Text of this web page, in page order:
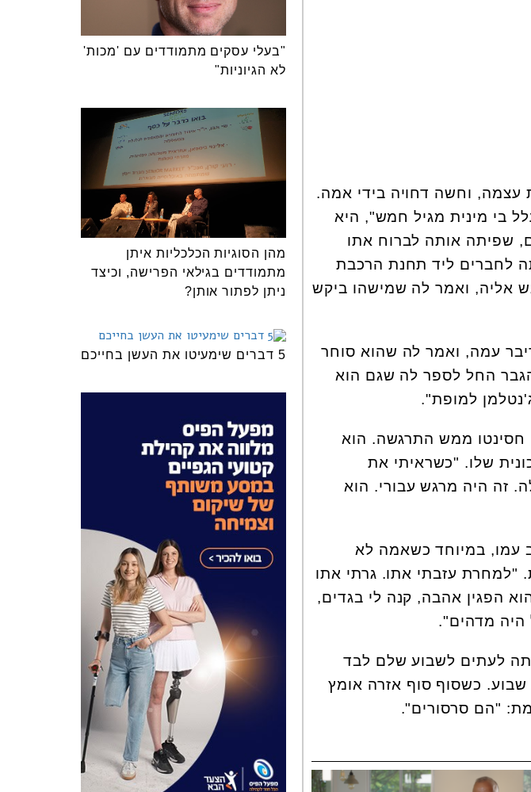
עצמה, וחשה דחויה בידי אמה.
בי מינית מגיל חמש", היא
סוחר נשים, שפיתה אותה לברוח אתו
לחברים ליד תחנת הרכבת
אליה, ואמר לה שמישהו ביקש
עמה, ואמר לה שהוא סוחר
החל לספר לה שגם הוא
למופת".
חסינטו ממש התרגשה. הוא
שלו. "כשראיתי את
זה היה מרגש עבורי. הוא
עמו, במיוחד כשאמה לא
עזבתי אתו. גרתי אתו
הפגין אהבה, קנה לי בגדים,
היה מדהים".
לעתים לשבוע שלם לבד
שבוע. כשסוף סוף אזרה אומץ
"הם סרסורים".
"בעלי עסקים מתמודדים עם 'מכות'
לא הגיוניות"
מהן הסוגיות הכלכליות איתן
מתמודדים בגילאי הפרישה, וכיצד
ניתן לפתור אותן?
5 דברים שימעיטו את העשן בחייכם